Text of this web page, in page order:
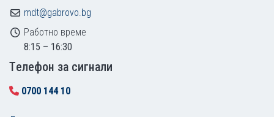
mdt@gabrovo.bg
Работно време
8:15 – 16:30
Tелефон за сигнали
0700 144 10